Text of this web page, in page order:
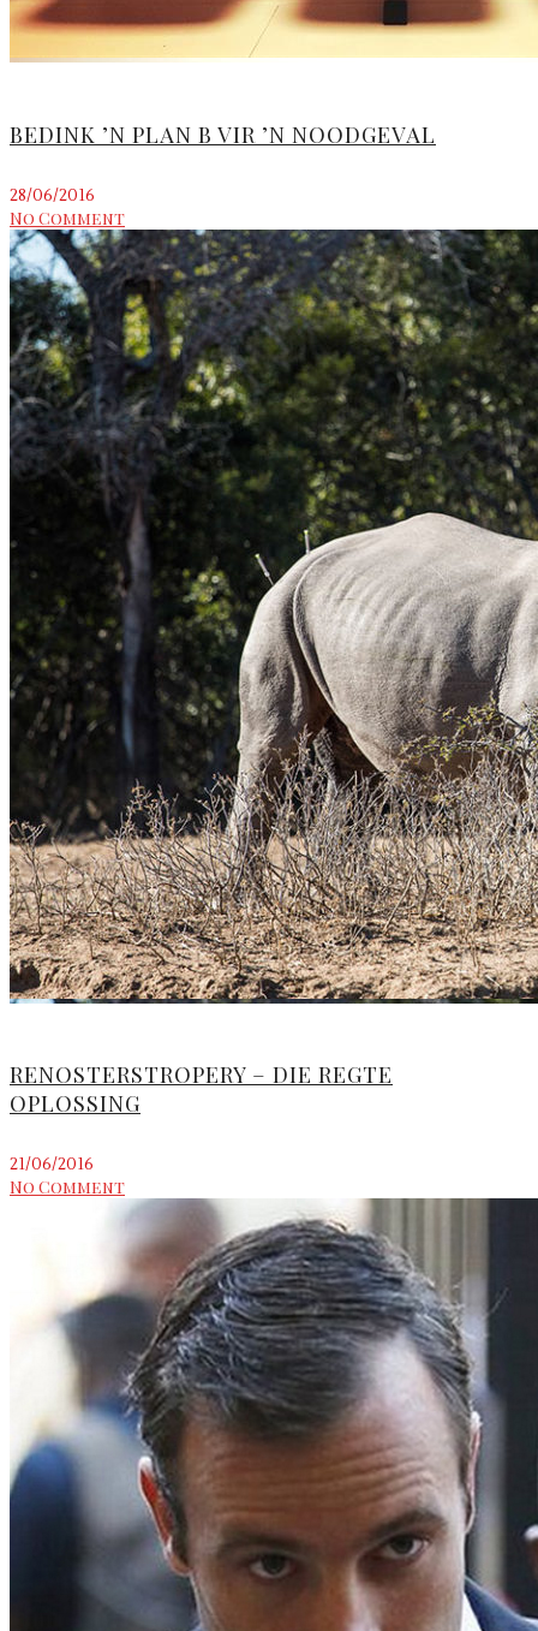
BEDINK ’N PLAN B VIR ’N NOODGEVAL
28/06/2016
No Comment
RENOSTERSTROPERY – DIE REGTE
OPLOSSING
21/06/2016
No Comment